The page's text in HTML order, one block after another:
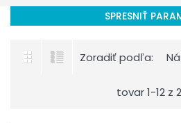
SPRESNIŤ
Zoradiť podľa:
tovar 1-12 z